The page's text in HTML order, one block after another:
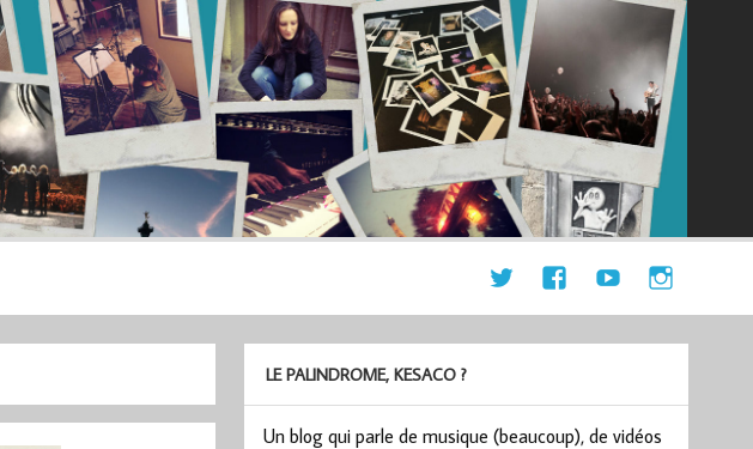
LE PALINDROME, KESACO ?
Un blog qui parle de musique (beaucoup), de vidéos